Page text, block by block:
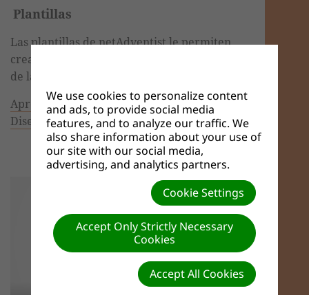
Plantillas
Las plantillas de netAdventist le permiten
crear distribuciones únicas para cada una
de las páginas de su sitio web.
Aprenda más sobre la terminología de
Diseños y Plantillas dando click aquí.
We use cookies to personalize content
and ads, to provide social media
features, and to analyze our traffic. We
also share information about your use of
our site with our social media,
advertising, and analytics partners.
Cookie Settings
Accept Only Strictly Necessary
Cookies
Accept All Cookies